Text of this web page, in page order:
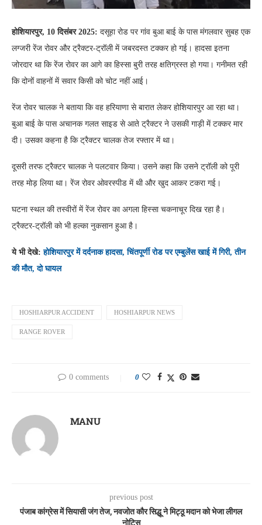
होशियारपुर, 10 दिसंबर 2025: दसूहा रोड पर गांव बुआ बाई के पास मंगलवार सुबह एक
लग्जरी रेंज रोवर और ट्रैक्टर-ट्रॉली में जबरदस्त टक्कर हो गई। हादसा इतना
जोरदार था कि रेंज रोवर का आगे का हिस्सा बुरी तरह क्षतिग्रस्त हो गया। गनीमत रही
कि दोनों वाहनों में सवार किसी को चोट नहीं आई।
रेंज रोवर चालक ने बताया कि वह हरियाणा से बारात लेकर होशियारपुर आ रहा था।
बुआ बाई के पास अचानक गलत साइड से आते ट्रैक्टर ने उसकी गाड़ी में टक्कर मार
दी। उसका कहना है कि ट्रैक्टर चालक तेज रफ्तार में था।
दूसरी तरफ ट्रैक्टर चालक ने पलटवार किया। उसने कहा कि उसने ट्रॉली को पूरी
तरह मोड़ लिया था। रेंज रोवर ओवरस्पीड में थी और खुद आकर टकरा गई।
घटना स्थल की तस्वीरों में रेंज रोवर का अगला हिस्सा चकनाचूर दिख रहा है।
ट्रैक्टर-ट्रॉली को भी हल्का नुकसान हुआ है।
ये भी देखे:होशियारपुर में दर्दनाक हादसा, चिंतपूर्णी रोड पर एम्बुलेंस खाई में गिरी, तीन
की मौत, दो घायल
HOSHIARPUR ACCIDENT HOSHIARPUR NEWS
RANGE ROVER
0 comments 0
MANU
previous post
पंजाब कांग्रेस में सियासी जंग तेज, नवजोत कौर सिद्धू ने मिट्ठू मदान को भेजा लीगल
नोटिस